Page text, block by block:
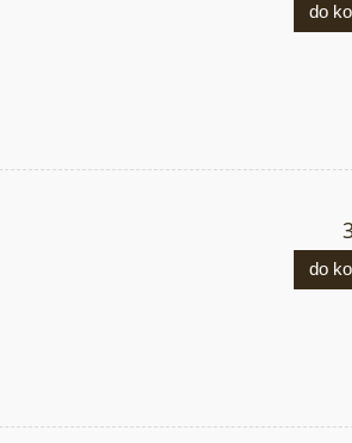
do
do